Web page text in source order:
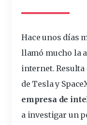
Hace unos días me encontré con algo que me
llamó mucho la
internet. Resulta
de Tesla y
empresa de
a investigar un